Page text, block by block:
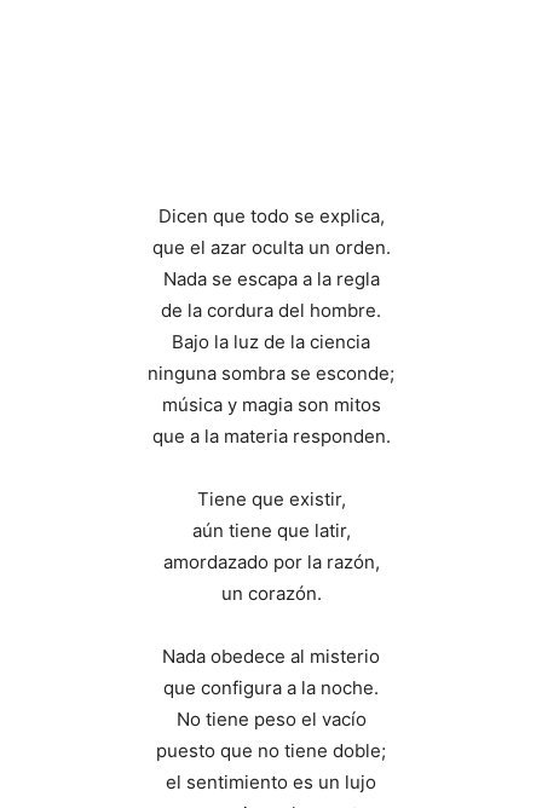
Dicen que todo se explica,
que el azar oculta un orden.
Nada se escapa a la regla
de la cordura del hombre.
Bajo la luz de la ciencia
ninguna sombra se esconde;
música y magia son mitos
que a la materia responden.
Tiene que existir,
aún tiene que latir,
amordazado por la razón,
un corazón.
Nada obedece al misterio
que configura a la noche.
No tiene peso el vacío
puesto que no tiene doble;
el sentimiento es un lujo